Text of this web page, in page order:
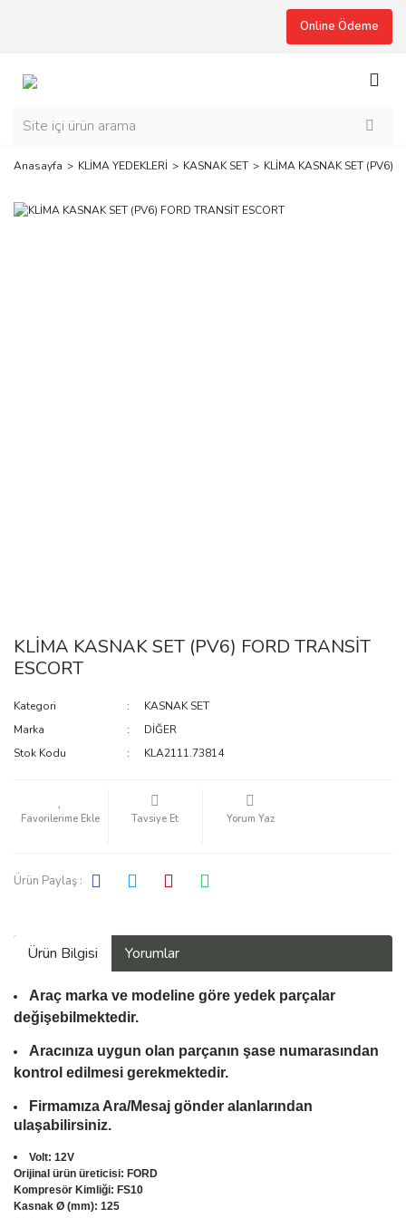
Online Ödeme
Anasayfa KLİMA YEDEKLERİ KASNAK SET KLİMA KASNAK SET (PV6)
KLİMA KASNAK SET (PV6) FORD TRANSİT
ESCORT
Kategori
KASNAK SET
Marka
DİĞER
Stok Kodu
KLA2111.73814
Tavsiye Et Yorum Yaz
Ürün Paylaş :
Ürün Bilgisi Yorumlar
Araç marka ve modeline göre yedek parçalar
değişebilmektedir.
Aracınıza uygun olan parçanın şase numarasından
kontrol edilmesi gerekmektedir.
Firmamıza Ara/Mesaj gönder alanlarından
ulaşabilirsiniz.
Volt: 12V
Orijinal ürün üreticisi: FORD
Kompresör Kimliği: FS10
Kasnak Ø (mm): 125